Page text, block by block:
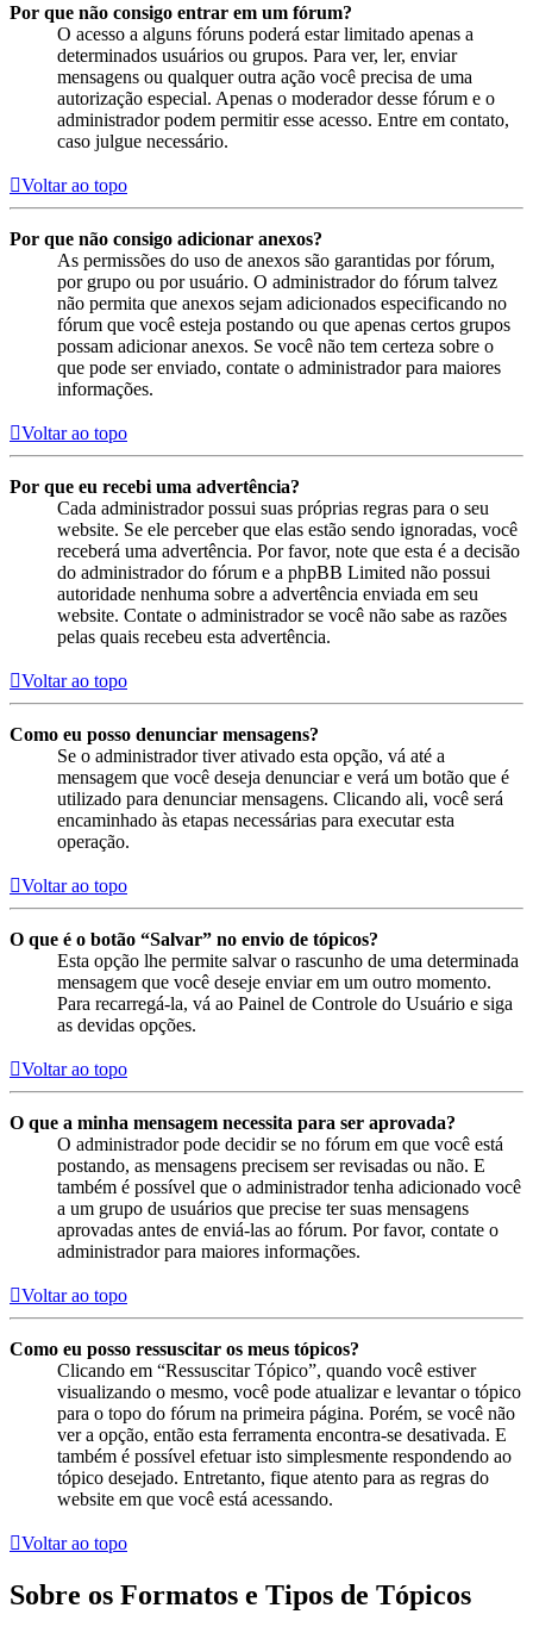
Por que não consigo entrar em um fórum?
O acesso a alguns fóruns poderá estar limitado apenas a
determinados usuários ou grupos. Para ver, ler, enviar
mensagens ou qualquer outra ação você precisa de uma
autorização especial. Apenas o moderador desse fórum e o
administrador podem permitir esse acesso. Entre em contato,
caso julgue necessário.
Voltar ao topo
Por que não consigo adicionar anexos?
As permissões do uso de anexos são garantidas por fórum,
por grupo ou por usuário. O administrador do fórum talvez
não permita que anexos sejam adicionados especificando no
fórum que você esteja postando ou que apenas certos grupos
possam adicionar anexos. Se você não tem certeza sobre o
que pode ser enviado, contate o administrador para maiores
informações.
Voltar ao topo
Por que eu recebi uma advertência?
Cada administrador possui suas próprias regras para o seu
website. Se ele perceber que elas estão sendo ignoradas, você
receberá uma advertência. Por favor, note que esta é a decisão
do administrador do fórum e a phpBB Limited não possui
autoridade nenhuma sobre a advertência enviada em seu
website. Contate o administrador se você não sabe as razões
pelas quais recebeu esta advertência.
Voltar ao topo
Como eu posso denunciar mensagens?
Se o administrador tiver ativado esta opção, vá até a
mensagem que você deseja denunciar e verá um botão que é
utilizado para denunciar mensagens. Clicando ali, você será
encaminhado às etapas necessárias para executar esta
operação.
Voltar ao topo
O que é o botão “Salvar” no envio de tópicos?
Esta opção lhe permite salvar o rascunho de uma determinada
mensagem que você deseje enviar em um outro momento.
Para recarregá-la, vá ao Painel de Controle do Usuário e siga
as devidas opções.
Voltar ao topo
O que a minha mensagem necessita para ser aprovada?
O administrador pode decidir se no fórum em que você está
postando, as mensagens precisem ser revisadas ou não. E
também é possível que o administrador tenha adicionado você
a um grupo de usuários que precise ter suas mensagens
aprovadas antes de enviá-las ao fórum. Por favor, contate o
administrador para maiores informações.
Voltar ao topo
Como eu posso ressuscitar os meus tópicos?
Clicando em “Ressuscitar Tópico”, quando você estiver
visualizando o mesmo, você pode atualizar e levantar o tópico
para o topo do fórum na primeira página. Porém, se você não
ver a opção, então esta ferramenta encontra-se desativada. E
também é possível efetuar isto simplesmente respondendo ao
tópico desejado. Entretanto, fique atento para as regras do
website em que você está acessando.
Voltar ao topo
Sobre os Formatos e Tipos de Tópicos